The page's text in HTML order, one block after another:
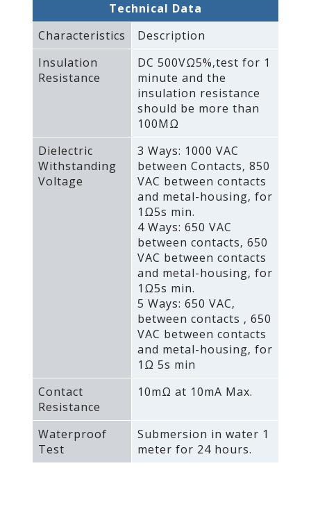
Technical Data
Characteristics
Description
Insulation
Resistance
DC 500VΩ5%‚test for 1
minute and the
insulation resistance
should be more than
100MΩ
Dielectric
Withstanding
Voltage
3 Ways: 1000 VAC
between Contacts‚ 850
VAC between contacts
and metal-housing‚ for
1Ω5s min.
4 Ways: 650 VAC
between contacts‚ 650
VAC between contacts
and metal-housing‚ for
1Ω5s min.
5 Ways: 650 VAC‚
between contacts ‚ 650
VAC between contacts
and metal-housing‚ for
1Ω 5s min
Contact
Resistance
10mΩ at 10mA Max.
Waterproof
Test
Submersion in water 1
meter for 24 hours.